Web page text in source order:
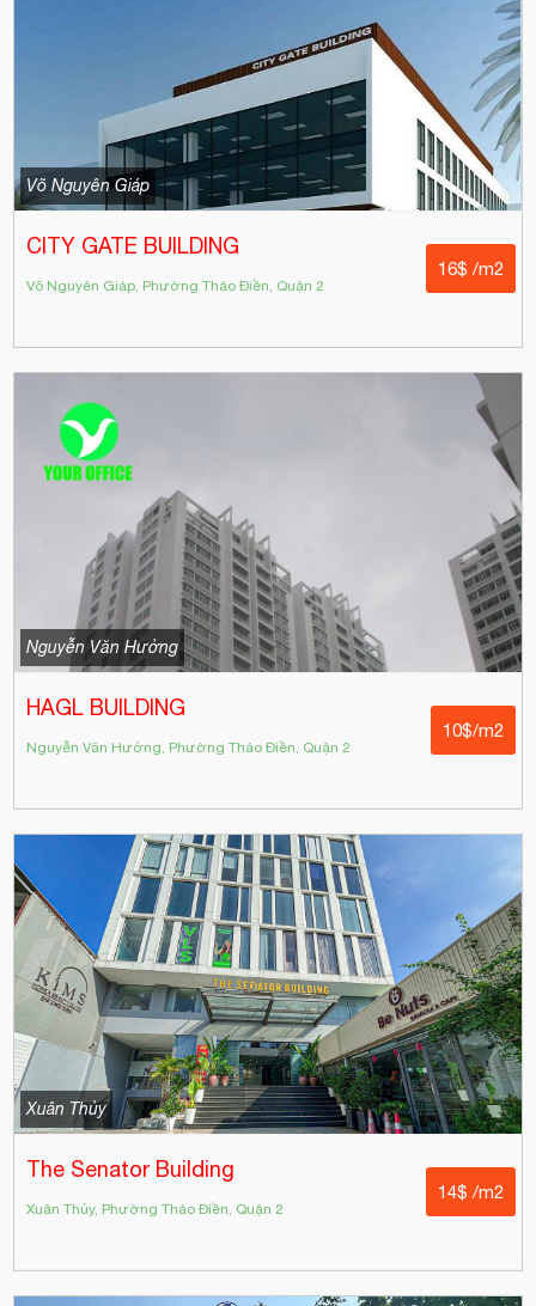
Võ Nguyên Giáp
CITY GATE BUILDING
Võ Nguyên Giáp, Phường Thảo Điền, Quận 2
16$ /m2
Nguyễn Văn Hưởng
HAGL BUILDING
Nguyễn Văn Hưởng, Phường Thảo Điền, Quận 2
10$/m2
Xuân Thủy
The Senator Building
Xuân Thủy, Phường Thảo Điền, Quận 2
14$ /m2